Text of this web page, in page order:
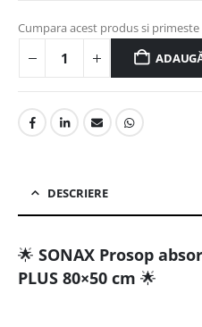
Cumpara acest produs si primeste
DESCRIERE
🌟 SONAX Prosop
PLUS 80×50 cm 🌟